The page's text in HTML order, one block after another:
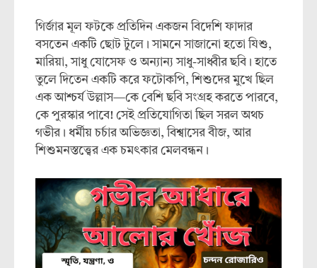
গির্জার মূল ফটকে প্রতিদিন একজন বিদেশি ফাদার
বসতেন একটি ছোট টুলে। সামনে সাজানো হতো যিশু,
মারিয়া, সাধু যোসেফ ও অন্যান্য সাধু-সাধ্বীর ছবি। হাতে
তুলে দিতেন একটি করে ফটোকপি, শিশুদের মুখে ছিল
এক আশ্চর্য উল্লাস—কে বেশি ছবি সংগ্রহ করতে পারবে,
কে পুরস্কার পাবে! সেই প্রতিযোগিতা ছিল সরল অথচ
গভীর। ধর্মীয় চর্চার অভিজ্ঞতা, বিশ্বাসের বীজ, আর
শিশুমনস্তত্ত্বের এক চমৎকার মেলবন্ধন।